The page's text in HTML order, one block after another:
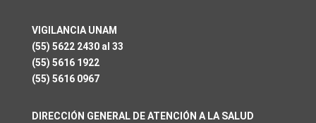
VIGILANCIA UNAM
(55) 5622 2430 al 33
(55) 5616 1922
(55) 5616 0967
DIRECCIÓN GENERAL DE ATENCIÓN A LA SALUD